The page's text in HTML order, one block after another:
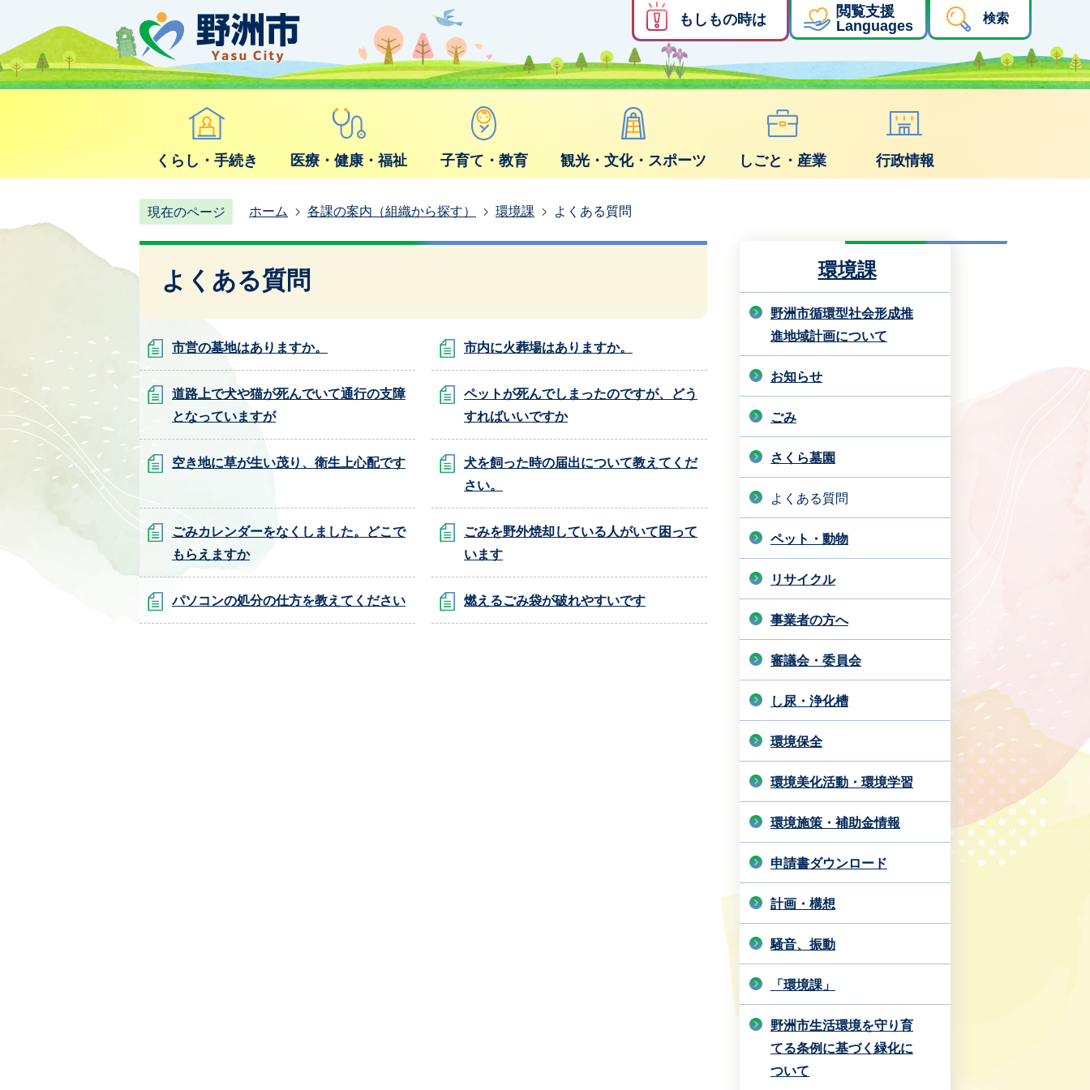
もしもの時は
閲覧支援
Languages
検索
くらし・手続き 医療・健康・福祉 子育て・教育 観光・文化・スポーツ しごと・産業 行政情報
現在のページ ホーム 各課の案内（組織から探す） 環境課 よくある質問
よくある質問
市営の墓地はありますか。 市内に火葬場はありますか。
道路上で犬や猫が死んでいて通行の支障
となっていますが
ペットが死んでしまったのですが、どう
すればいいですか
空き地に草が生い茂り、衛生上心配です
犬を飼った時の届出について教えてくだ
さい。
ごみカレンダーをなくしました。どこで
もらえますか
ごみを野外焼却している人がいて困って
います
パソコンの処分の仕方を教えてください 燃えるごみ袋が破れやすいです
環境課
野洲市循環型社会形成推
進地域計画について
お知らせ
ごみ
さくら墓園
よくある質問
ペット・動物
リサイクル
事業者の方へ
審議会・委員会
し尿・浄化槽
環境保全
環境美化活動・環境学習
環境施策・補助金情報
申請書ダウンロード
計画・構想
騒音、振動
「環境課」
野洲市生活環境を守り育
てる条例に基づく緑化に
ついて